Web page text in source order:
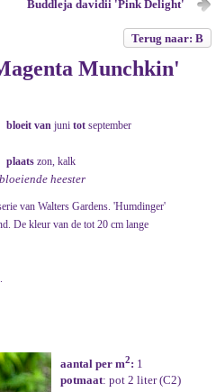
Buddleja davidii 'Pink Delight'
Terug naar: B
Munchkin'
bloeit van juni tot september
plaats zon, kalk
heester
van Walters Gardens. 'Humdinger'
De kleur van de tot 20 cm lange
aantal per m2: 1
potmaat: pot 2 liter (C2)